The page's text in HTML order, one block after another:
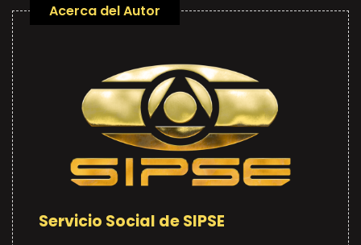
Acerca del Autor
Servicio Social de SIPSE